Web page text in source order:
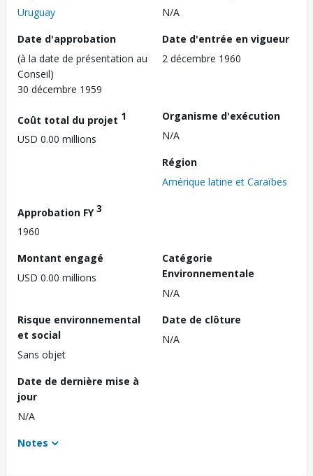
Uruguay
N/A
Date d'approbation
(à la date de présentation au
Conseil)
30 décembre 1959
Date d'entrée en vigueur
2 décembre 1960
Coût total du projet 1
USD 0.00 millions
Organisme d'exécution
N/A
Région
Amérique latine et Caraïbes
Approbation FY3
1960
Montant engagé
USD 0.00 millions
Catégorie
Environnementale
N/A
Risque environnemental
et social
Sans objet
Date de clôture
N/A
Date de dernière mise à
jour
N/A
Notes